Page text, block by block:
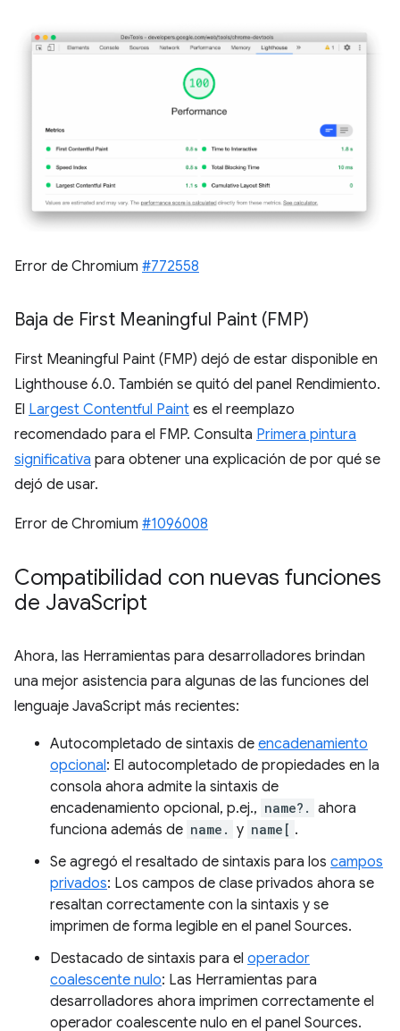
Error de Chromium #772558
Baja de First Meaningful Paint (FMP)
First Meaningful Paint (FMP) dejó de estar disponible en
Lighthouse 6.0. También se quitó del panel Rendimiento.
El Largest Contentful Paint es el reemplazo
recomendado para el FMP. Consulta Primera pintura
significativa para obtener una explicación de por qué se
dejó de usar.
Error de Chromium #1096008
Compatibilidad con nuevas funciones
de JavaScript
Ahora, las Herramientas para desarrolladores brindan
una mejor asistencia para algunas de las funciones del
lenguaje JavaScript más recientes:
Autocompletado de sintaxis de encadenamiento
opcional: El autocompletado de propiedades en la
consola ahora admite la sintaxis de
encadenamiento opcional, p.ej., name?. ahora
funciona además de name. y name[ .
Se agregó el resaltado de sintaxis para los campos
privados: Los campos de clase privados ahora se
resaltan correctamente con la sintaxis y se
imprimen de forma legible en el panel Sources.
Destacado de sintaxis para el operador
coalescente nulo: Las Herramientas para
desarrolladores ahora imprimen correctamente el
operador coalescente nulo en el panel Sources.